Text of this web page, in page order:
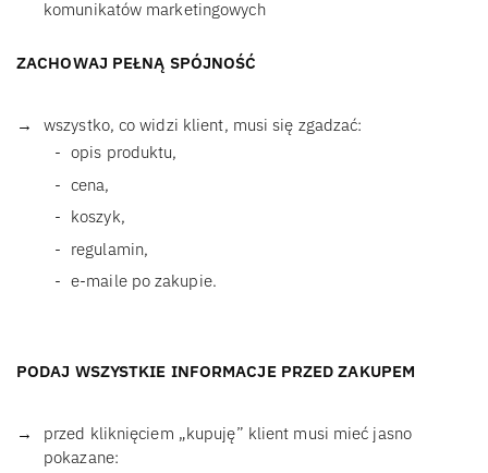
komunikatów marketingowych
ZACHOWAJ PEŁNĄ SPÓJNOŚĆ
wszystko, co widzi klient, musi się zgadzać:
opis produktu,
cena,
koszyk,
regulamin,
e-maile po zakupie.
PODAJ WSZYSTKIE INFORMACJE PRZED ZAKUPEM
przed kliknięciem „kupuję” klient musi mieć jasno
pokazane: